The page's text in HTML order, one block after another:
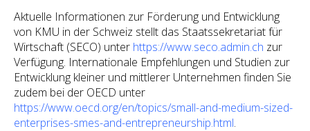
Aktuelle Informationen zur Förderung und Entwicklung
von KMU in der Schweiz stellt das Staatssekretariat für
Wirtschaft (SECO) unter https://www.seco.admin.ch zur
Verfügung. Internationale Empfehlungen und Studien zur
Entwicklung kleiner und mittlerer Unternehmen finden Sie
zudem bei der OECD unter
https://www.oecd.org/en/topics/small-and-medium-sized-
enterprises-smes-and-entrepreneurship.html.